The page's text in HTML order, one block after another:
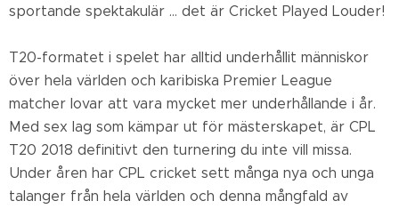
sportande spektakulär ... det är Cricket Played Louder!
T20-formatet i spelet har alltid underhållit människor
över hela världen och karibiska Premier League
matcher lovar att vara mycket mer underhållande i år.
Med sex lag som kämpar ut för mästerskapet, är CPL
T20 2018 definitivt den turnering du inte vill missa.
Under åren har CPL cricket sett många nya och unga
talanger från hela världen och denna mångfald av